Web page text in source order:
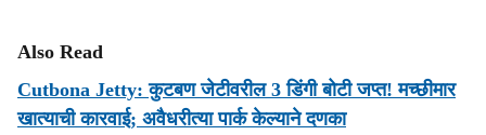
Also Read
Cutbona Jetty: कुटबण जेटीवरील 3 डिंगी बोटी जप्‍त! मच्छीमार
खात्याची कारवाई; अवैधरीत्या पार्क केल्याने दणका